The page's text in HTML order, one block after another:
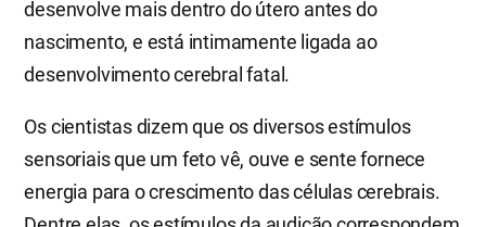
desenvolve mais dentro do útero antes do
nascimento, e está intimamente ligada ao
desenvolvimento cerebral fatal.
Os cientistas dizem que os diversos estímulos
sensoriais que um feto vê, ouve e sente fornece
energia para o crescimento das células cerebrais.